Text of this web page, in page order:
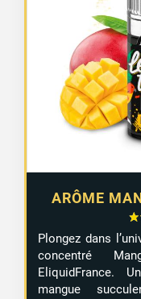
ARÔME
Plongez dans
concentré
EliquidFrance.
mangue